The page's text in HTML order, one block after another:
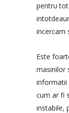
pentru
incercam
Este
masinilor
informatii
cum ar fi
instabile,